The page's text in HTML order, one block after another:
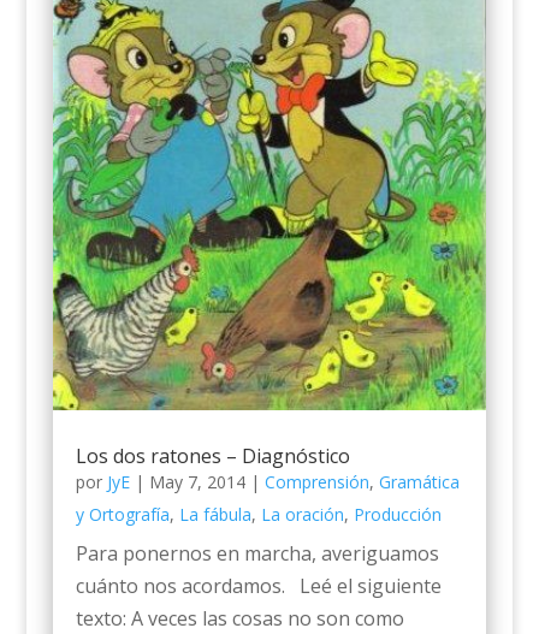
Los dos ratones – Diagnóstico
por JyE| May 7, 2014| Comprensión, Gramática
y Ortografía, La fábula, La oración, Producción
Para ponernos en marcha, averiguamos
cuánto nos acordamos. Leé el siguiente
texto: A veces las cosas no son como